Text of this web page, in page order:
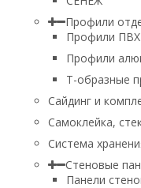
Профили
Профили ПВХ
Профили
Т-образные
Сайдинг и
Самоклейка,
Система
Стеновые
Панели